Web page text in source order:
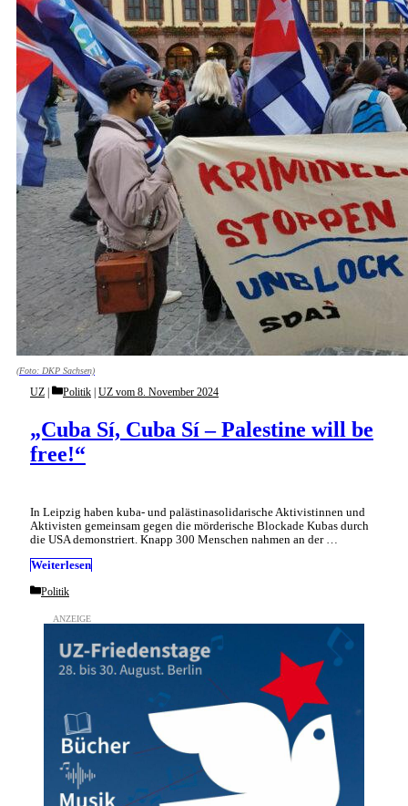
(Foto: DKP Sachsen)
„Cuba Sí, Cuba Sí – Palestine will be
free!“
UZ Categories
Politik UZ vom 8. November 2024
In Leipzig haben kuba- und palästinasolidarische Aktivistinnen und
Aktivisten gemeinsam gegen die mörderische Blockade Kubas durch
die USA demonstriert. Knapp 300 Menschen nahmen an der …
Weiterlesen
Categories
Politik